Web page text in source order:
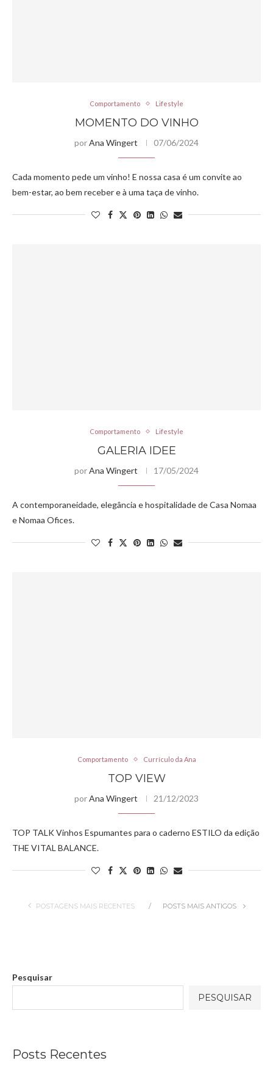
Comportamento Lifestyle
MOMENTO DO VINHO
porAna Wingert 07/06/2024
Cada momento pede um vinho! E nossa casa é um convite ao
bem-estar, ao bem receber e à uma taça de vinho.
Comportamento Lifestyle
GALERIA IDEE
porAna Wingert 17/05/2024
A contemporaneidade, elegância e hospitalidade de Casa Nomaa
e Nomaa Ofices.
Comportamento Currículo da Ana
TOP VIEW
porAna Wingert 21/12/2023
TOP TALK Vinhos Espumantes para o caderno ESTILO da edição
THE VITAL BALANCE.
POSTAGENS MAIS RECENTES POSTS MAIS ANTIGOS
Pesquisar
PESQUISAR
Posts Recentes